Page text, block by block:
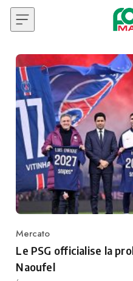
Skip to content
Category
Mercato
Le PSG officialise la
Naoufel